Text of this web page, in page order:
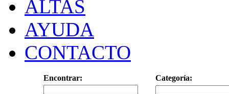
ALTAS
AYUDA
CONTACTO
Encontrar: Categoría: